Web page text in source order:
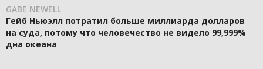
GABE NEWELL
Гейб Ньюэлл потратил больше миллиарда долларов
на суда, потому что человечество не видело 99,999%
дна океана